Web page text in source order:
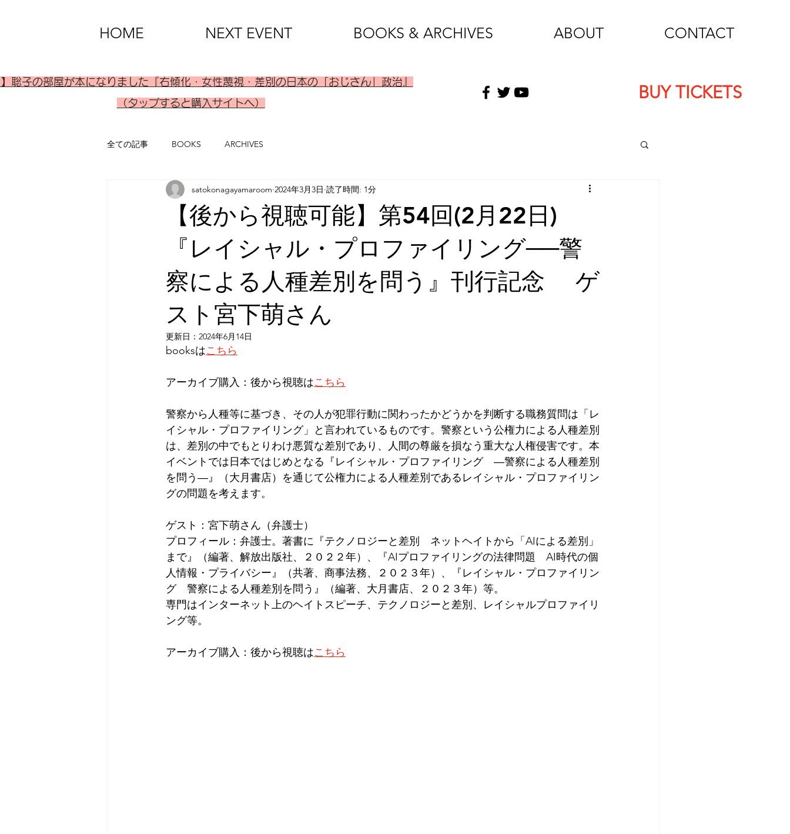
HOME NEXT EVENT BOOKS & ARCHIVES ABOUT CONTACT
BUY TICKETS
聡子の部屋が本になりました『右傾化・女性蔑視・差別の日本の「おじさん」政治』
（タップすると購入サイトへ）
全ての記事 BOOKS ARCHIVES
【後から視聴可能】第54回(2月22日)
『レイシャル・プロファイリング──警
察による人種差別を問う』刊行記念 ゲ
スト宮下萌さん
satokonagayamaroom 2024年3月3日 読了時間: 1分
更新日： 2024年6月14日
booksはこちら
アーカイブ購入：後から視聴はこちら
警察から人種等に基づき、その人が犯罪行動に関わったかどうかを判断する職務質問は「レ
イシャル・プロファイリング」と言われているものです。警察という公権力による人種差別
は、差別の中でもとりわけ悪質な差別であり、人間の尊厳を損なう重大な人権侵害です。本
イベントでは日本ではじめとなる『レイシャル・プロファイリング　―警察による人種差別
を問う―』（大月書店）を通じて公権力による人種差別であるレイシャル・プロファイリン
グの問題を考えます。
ゲスト：宮下萌さん（弁護士）
プロフィール：弁護士。著書に『テクノロジーと差別　ネットヘイトから「AIによる差別」
まで』（編著、解放出版社、２０２２年）、『AIプロファイリングの法律問題　AI時代の個
人情報・プライバシー』（共著、商事法務、２０２３年）、『レイシャル・プロファイリン
グ　警察による人種差別を問う』（編著、大月書店、２０２３年）等。
専門はインターネット上のヘイトスピーチ、テクノロジーと差別、レイシャルプロファイリ
ング等。
アーカイブ購入：後から視聴はこちら